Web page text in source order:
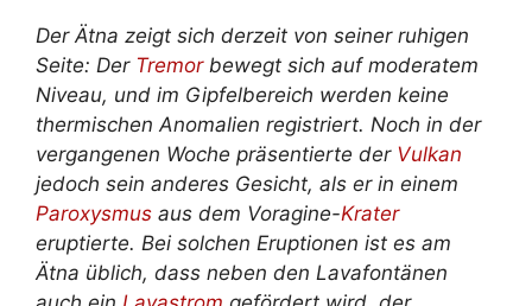
Der Ätna zeigt sich derzeit von seiner ruhigen
Seite: Der Tremorbewegt sich auf moderatem
Niveau, und im Gipfelbereich werden keine
thermischen Anomalien registriert. Noch in der
vergangenen Woche präsentierte der Vulkan
jedoch sein anderes Gesicht, als er in einem
Paroxysmus aus dem Voragine-Krater
eruptierte. Bei solchen Eruptionen ist es am
Ätna üblich, dass neben den Lavafontänen